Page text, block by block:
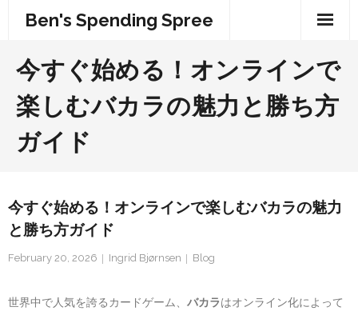
Ben's Spending Spree
今すぐ始める！オンラインで
楽しむバカラの魅力と勝ち方
ガイド
今すぐ始める！オンラインで楽しむバカラの魅力
と勝ち方ガイド
February 20, 2026 Ingrid Bjørnsen Blog
世界中で人気を誇るカードゲーム、 バカラはオンライン化によって